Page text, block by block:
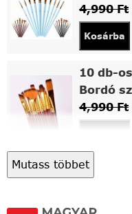
4,990Ft
Kosárba
10 db-
Bordó
4,990Ft
Asztali
Mutass többet